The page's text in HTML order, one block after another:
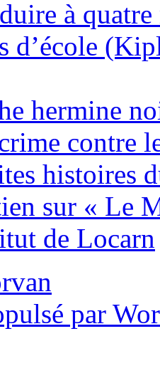
à quatre
d’école
hermine
contre
histoires
sur « Le
de Locarn
par